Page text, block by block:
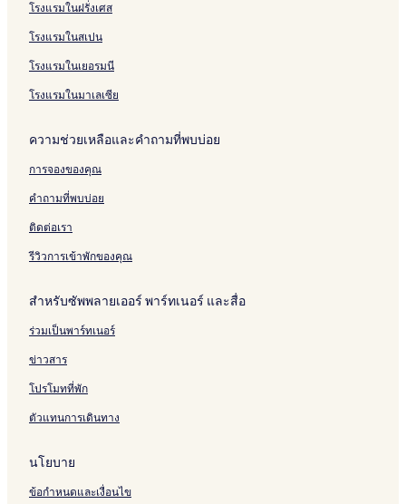
C
o
l
l
e
c
o
O
e
e
l
S
u
k
h
v
t
1
0
7
m
v
i
t
B
a
n
g
K
o
u
a
n
R
e
s
o
e
n
c
e
e
H
o
u
s
e
r
i
n
a
k
a
n
c
r
e
a
t
i
C
n
t
e
r
a
t
r
a
k
a
โรงแรมในฝรั่งเศส
โรงแรมในสเปน
โรงแรมในเยอรมนี
โรงแรมในมาเลเซีย
ความช่วยเหลือและคำถามที่พบบ่อย
การจองของคุณ
คำถามที่พบบ่อย
ติดต่อเรา
รีวิวการเข้าพักของคุณ
สำหรับซัพพลายเออร์ พาร์ทเนอร์ และสื่อ
ร่วมเป็นพาร์ทเนอร์
ข่าวสาร
โปรโมทที่พัก
ตัวแทนการเดินทาง
นโยบาย
ข้อกำหนดและเงื่อนไข